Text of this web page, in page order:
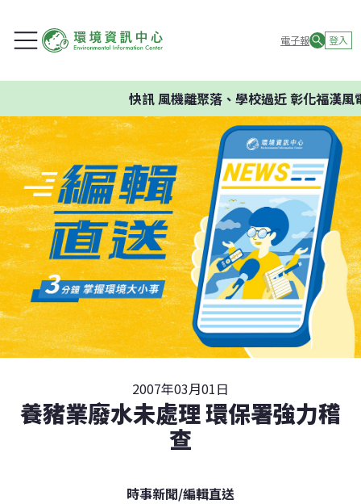
電子報 登入
快訊風機離聚落、學校過近 彰化福漢風
2007年03月01日
養豬業廢水未處理 環保署強力稽
查
時事新聞/編輯直送